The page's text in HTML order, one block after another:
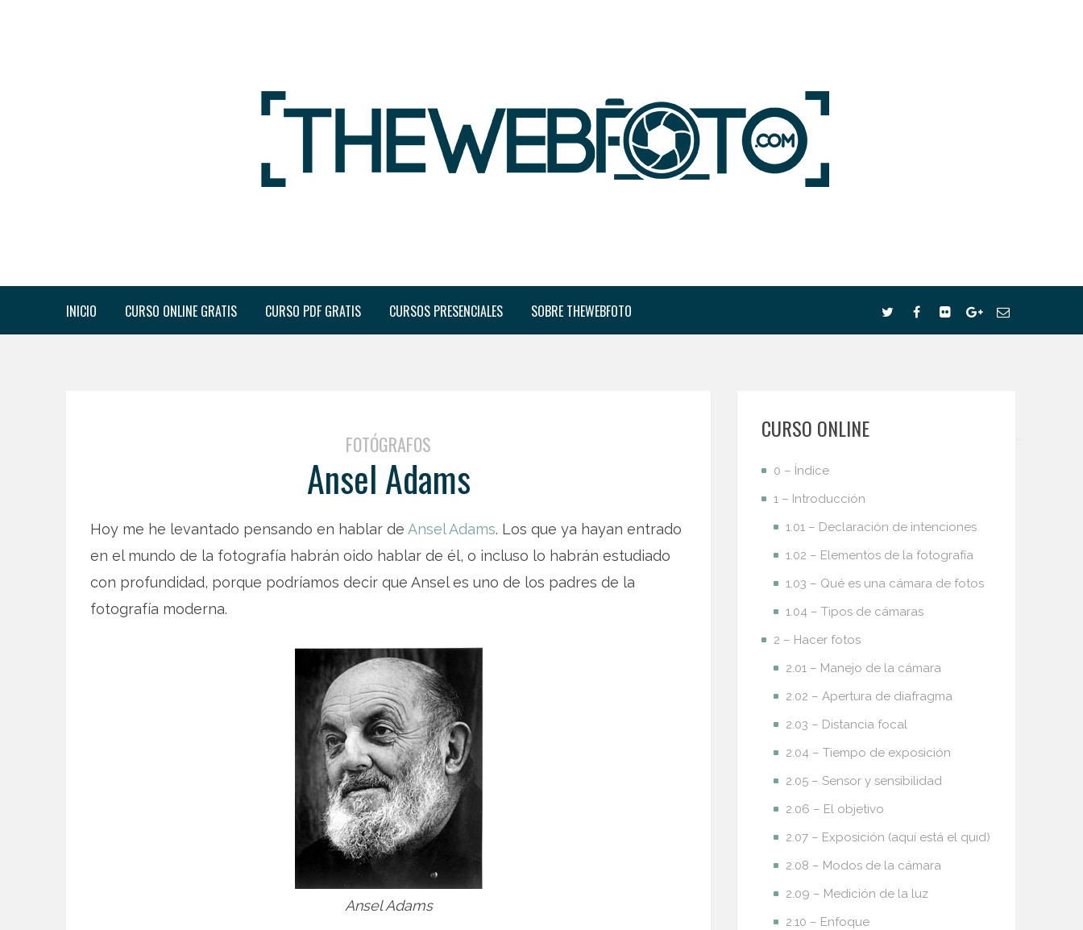
INICIO CURSO ONLINE GRATIS CURSO PDF GRATIS CURSOS PRESENCIALES SOBRE THEWEBFOTO
FOTÓGRAFOS
Ansel Adams
Hoy me he levantado pensando en hablar de Ansel Adams. Los que ya hayan entrado
en el mundo de la fotografía habrán oido hablar de él, o incluso lo habrán estudiado
con profundidad, porque podríamos decir que Ansel es uno de los padres de la
fotografía moderna.
Ansel Adams
CURSO ONLINE
0 – Índice
1 – Introducción
1.01 – Declaración de intenciones
1.02 – Elementos de la fotografía
1.03 – Qué es una cámara de fotos
1.04 – Tipos de cámaras
2 – Hacer fotos
2.01 – Manejo de la cámara
2.02 – Apertura de diafragma
2.03 – Distancia focal
2.04 – Tiempo de exposición
2.05 – Sensor y sensibilidad
2.06 – El objetivo
2.07 – Exposición (aquí está el quid)
2.08 – Modos de la cámara
2.09 – Medición de la luz
2.10 – Enfoque